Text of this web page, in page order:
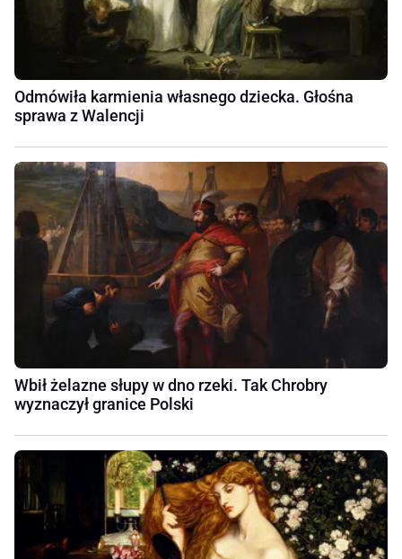
Odmówiła karmienia własnego dziecka. Głośna
sprawa z Walencji
Wbił żelazne słupy w dno rzeki. Tak Chrobry
wyznaczył granice Polski